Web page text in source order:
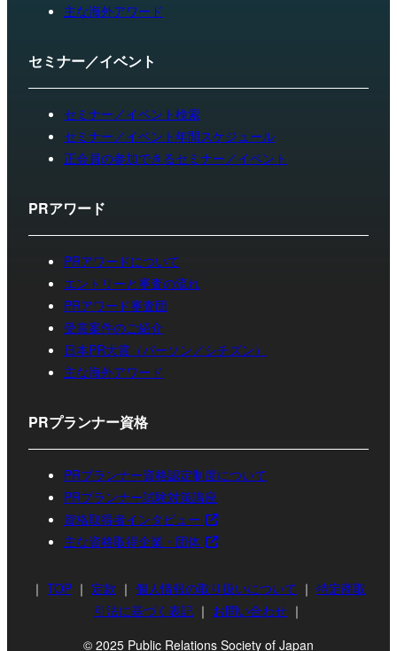
主な海外アワード
セミナー／イベント
セミナー／イベント検索
セミナー／イベント年間スケジュール
正会員の参加できるセミナー／イベント
PRアワード
PRアワードについて
エントリーと審査の流れ
PRアワード審査団
受賞案件のご紹介
日本PR大賞（パーソン／シチズン）
主な海外アワード
PRプランナー資格
PRプランナー資格認定制度について
PRプランナー試験対策講座
資格取得者インタビュー
主な資格取得企業・団体
｜ TOP ｜ 定款 ｜ 個人情報の取り扱いについて ｜ 特定商取
引法に基づく表記 ｜ お問い合わせ ｜
© 2025 Public Relations Society of Japan